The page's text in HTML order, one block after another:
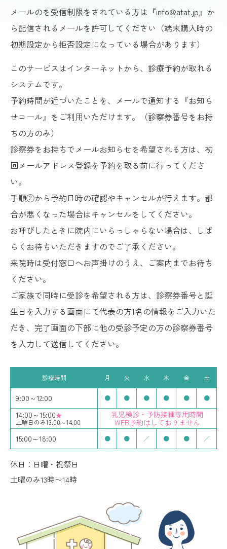
メールのを受信制限をされている方は『info@atat.jp』か
ら配信されるメールを許可してください（端末購入時の
初期設定から拒否設定になっている場合があります）
このサービスはインターネットから、診療予約が取れる
システムです。
予約時間が近づいたことを、メールで通知する『お知ら
せコール』をご利用いただけます。（診察券番号をお持
ちの方のみ）
診察券をお持ちでメールお知らせを希望される方は、初
回メールアドレス登録を予約を取る前に行ってくださ
い。
手順②から予約日時の確認やキャンセルが行えます。都
合が悪くなった場合はキャンセルをしてください。
お呼びしたときに院内にいらっしゃらない場合は、しば
らくお待ちいただきますのでご了承ください。
来院時は受付窓口へお声掛けのうえ、ご案内までお待ち
ください。
ご家族で同時に受診を希望される方は、診察券番号と誕
生日を入力する画面にて代表の方1名の情報をご入力いた
だき、完了画面の下部に他の受診予定の方の診察券番号
を入力して送信してください。
診療時間 月 火 水 木 金 土
9:00～12:00 ● ● ● ● ● ●
14:00～15:00★
土曜日のみ13:00～14:00
乳児検診・予防接種専用時間
WEB予約はしておりません
15:00～18:00
● ● ／ ● ● ／
休日：日曜・祝祭日
土曜のみ13時〜14時